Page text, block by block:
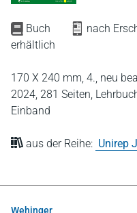
Buch
nach
erhältlich
170 X 240 mm, 4., neu
2024, 281 Seiten,
Einband
aus der Reihe: Unirep
Wehinger